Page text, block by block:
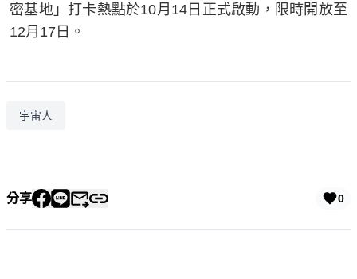
密基地」打卡熱點於10月14日正式啟動，限時開放至
12月17日。
宇宙人
分享 0